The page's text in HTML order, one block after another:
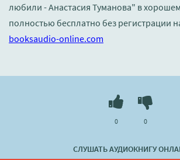
любили - Анастасия Туманова" в
полностью бесплатно без регистрации
booksaudio-online.com
СЛУШАТЬ АУДИОКНИГУ
0 0